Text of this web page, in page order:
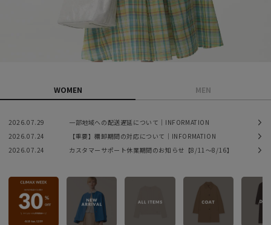
WOMEN MEN
2026.07.29
一部地域への配送遅延について｜INFORMATION
2026.07.24
【重要】棚卸期間の対応について｜INFORMATION
2026.07.24
カスタマーサポート休業期間のお知らせ【8/11〜8/16】